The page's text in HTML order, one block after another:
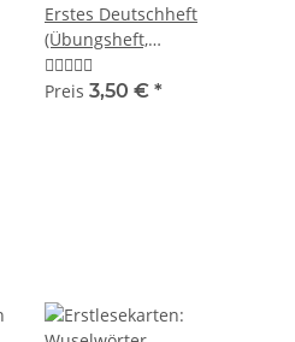
Erstes Deutschheft
(Übungsheft,
Anfangsunterricht)
Preis 3,50 € *